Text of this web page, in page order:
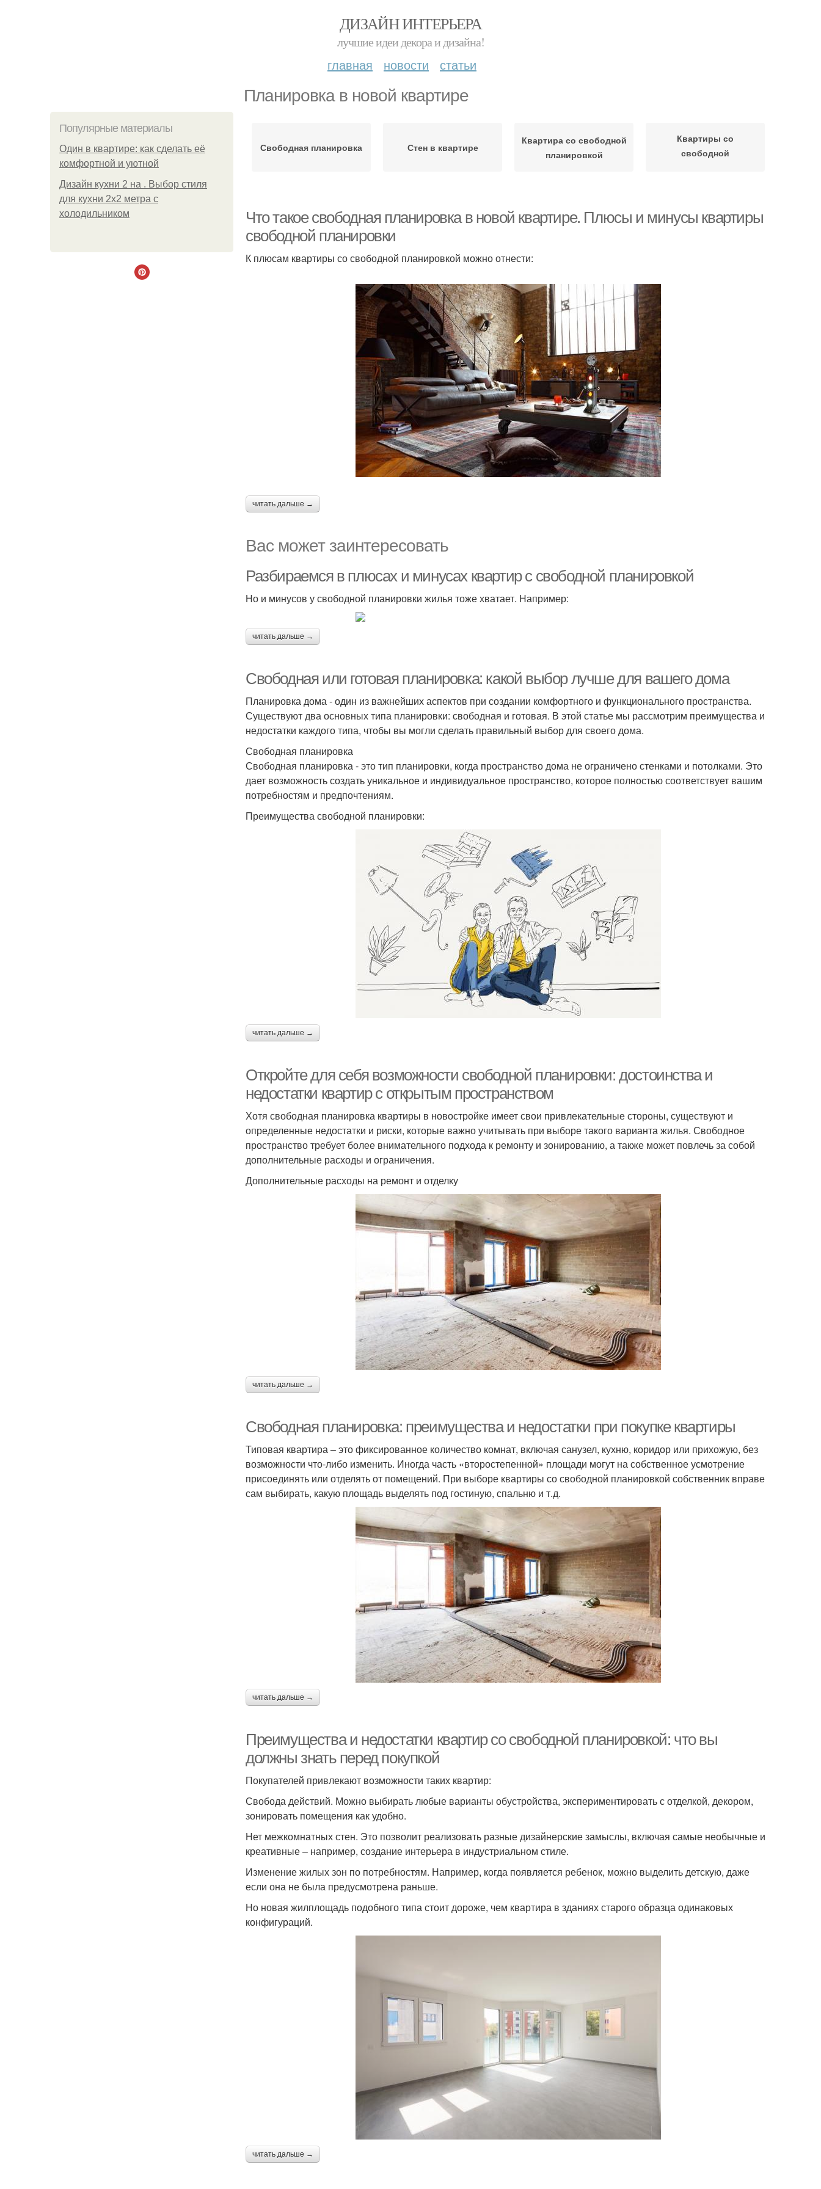
ДИЗАЙН ИНТЕРЬЕРА
лучшие идеи декора и дизайна!
главная новости статьи
Планировка в новой квартире
Популярные материалы
Один в квартире: как сделать её
комфортной и уютной
Дизайн кухни 2 на . Выбор стиля
для кухни 2х2 метра с
холодильником
Свободная планировка Стен в квартире
Квартира со свободной
планировкой
Квартиры со
свободной
Что такое свободная планировка в новой квартире. Плюсы и минусы квартиры
свободной планировки
К плюсам квартиры со свободной планировкой можно отнести:
читать дальше →
Вас может заинтересовать
Разбираемся в плюсах и минусах квартир с свободной планировкой
Но и минусов у свободной планировки жилья тоже хватает. Например:
читать дальше →
Свободная или готовая планировка: какой выбор лучше для вашего дома
Планировка дома - один из важнейших аспектов при создании комфортного и функционального пространства.
Существуют два основных типа планировки: свободная и готовая. В этой статье мы рассмотрим преимущества и
недостатки каждого типа, чтобы вы могли сделать правильный выбор для своего дома.
Свободная планировка
Свободная планировка - это тип планировки, когда пространство дома не ограничено стенками и потолками. Это
дает возможность создать уникальное и индивидуальное пространство, которое полностью соответствует вашим
потребностям и предпочтениям.
Преимущества свободной планировки:
читать дальше →
Откройте для себя возможности свободной планировки: достоинства и
недостатки квартир с открытым пространством
Хотя свободная планировка квартиры в новостройке имеет свои привлекательные стороны, существуют и
определенные недостатки и риски, которые важно учитывать при выборе такого варианта жилья. Свободное
пространство требует более внимательного подхода к ремонту и зонированию, а также может повлечь за собой
дополнительные расходы и ограничения.
Дополнительные расходы на ремонт и отделку
читать дальше →
Свободная планировка: преимущества и недостатки при покупке квартиры
Типовая квартира – это фиксированное количество комнат, включая санузел, кухню, коридор или прихожую, без
возможности что-либо изменить. Иногда часть «второстепенной» площади могут на собственное усмотрение
присоединять или отделять от помещений. При выборе квартиры со свободной планировкой собственник вправе
сам выбирать, какую площадь выделять под гостиную, спальню и т.д.
читать дальше →
Преимущества и недостатки квартир со свободной планировкой: что вы
должны знать перед покупкой
Покупателей привлекают возможности таких квартир:
Свобода действий. Можно выбирать любые варианты обустройства, экспериментировать с отделкой, декором,
зонировать помещения как удобно.
Нет межкомнатных стен. Это позволит реализовать разные дизайнерские замыслы, включая самые необычные и
креативные – например, создание интерьера в индустриальном стиле.
Изменение жилых зон по потребностям. Например, когда появляется ребенок, можно выделить детскую, даже
если она не была предусмотрена раньше.
Но новая жилплощадь подобного типа стоит дороже, чем квартира в зданиях старого образца одинаковых
конфигураций.
читать дальше →